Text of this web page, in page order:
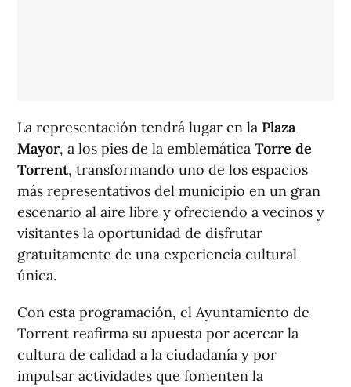
La representación tendrá lugar en la Plaza
Mayor, a los pies de la emblemática Torre de
Torrent, transformando uno de los espacios
más representativos del municipio en un gran
escenario al aire libre y ofreciendo a vecinos y
visitantes la oportunidad de disfrutar
gratuitamente de una experiencia cultural
única.
Con esta programación, el Ayuntamiento de
Torrent reafirma su apuesta por acercar la
cultura de calidad a la ciudadanía y por
impulsar actividades que fomenten la